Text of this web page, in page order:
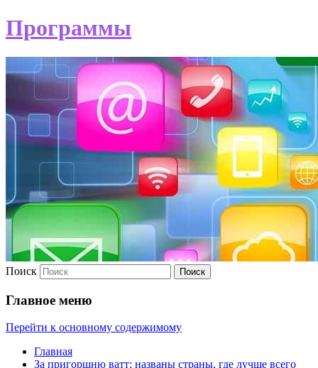
Программы
Поиск
Главное меню
Перейти к основному содержимому
Главная
За пригоршню ватт: названы страны, где лучше всего